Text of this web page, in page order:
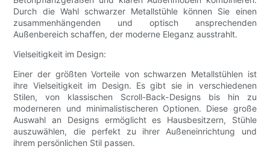
Durch die Wahl schwarzer Metallstühle können Sie einen
zusammenhängenden und optisch ansprechenden
Außenbereich schaffen, der moderne Eleganz ausstrahlt.
Vielseitigkeit im Design:
Einer der größten Vorteile von schwarzen Metallstühlen ist
ihre Vielseitigkeit im Design. Es gibt sie in verschiedenen
Stilen, von klassischen Scroll-Back-Designs bis hin zu
moderneren und minimalistischeren Optionen. Diese große
Auswahl an Designs ermöglicht es Hausbesitzern, Stühle
auszuwählen, die perfekt zu ihrer Außeneinrichtung und
ihrem persönlichen Stil passen.